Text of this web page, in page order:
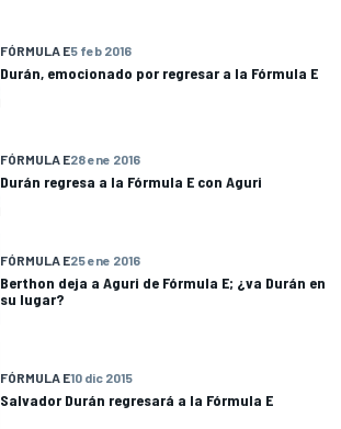
FÓRMULA E5 feb 2016
Durán, emocionado por regresar a la Fórmula E
FÓRMULA E28 ene 2016
Durán regresa a la Fórmula E con Aguri
FÓRMULA E25 ene 2016
Berthon deja a Aguri de Fórmula E; ¿va Durán en
su lugar?
FÓRMULA E10 dic 2015
Salvador Durán regresará a la Fórmula E